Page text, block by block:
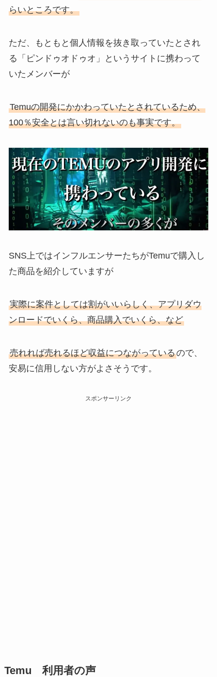
らいところです。
ただ、もともと個人情報を抜き取っていたとされ
る「ピンドゥオドゥオ」というサイトに携わって
いたメンバーが
Temuの開発にかかわっていたとされているため、
100％安全とは言い切れないのも事実です。
SNS上ではインフルエンサーたちがTemuで購入し
た商品を紹介していますが
実際に案件としては割がいいらしく、アプリダウ
ンロードでいくら、商品購入でいくら、など
売れれば売れるほど収益につながっているので、
安易に信用しない方がよさそうです。
スポンサーリンク
Temu 利用者の声